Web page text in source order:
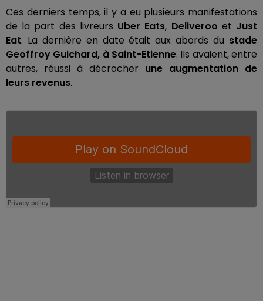
Ces derniers temps, il y a eu plusieurs manifestations
de la part des livreurs Uber Eats, Deliveroo et Just
Eat. La dernière en date était aux abords du stade
Geoffroy Guichard, à Saint-Etienne. Ils avaient, entre
autres, réussi à décrocher une augmentation de
leurs revenus.